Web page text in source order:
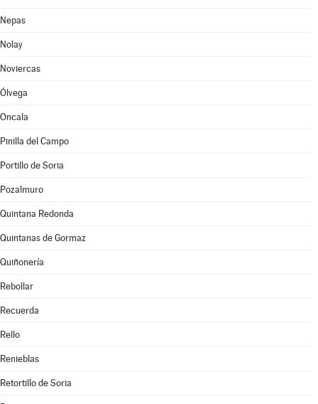
Nepas
Nolay
Noviercas
Ólvega
Oncala
Pinilla del Campo
Portillo de Soria
Pozalmuro
Quintana Redonda
Quintanas de Gormaz
Quiñonería
Rebollar
Recuerda
Rello
Renieblas
Retortillo de Soria